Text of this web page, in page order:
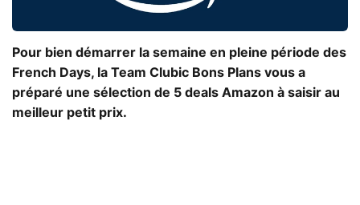
Pour bien démarrer la semaine en pleine période des
French Days, la Team Clubic Bons Plans vous a
préparé une sélection de 5 deals Amazon à saisir au
meilleur petit prix.